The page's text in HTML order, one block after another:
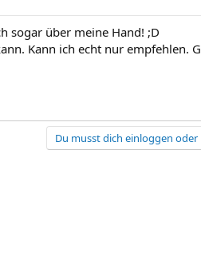
sogar über meine Hand! ;D
Kann ich echt nur empfehlen.
Du musst dich einloggen